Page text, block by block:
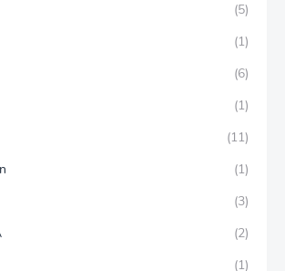
(5)
(1)
(6)
(1)
(11)
(1)
(3)
(2)
(1)